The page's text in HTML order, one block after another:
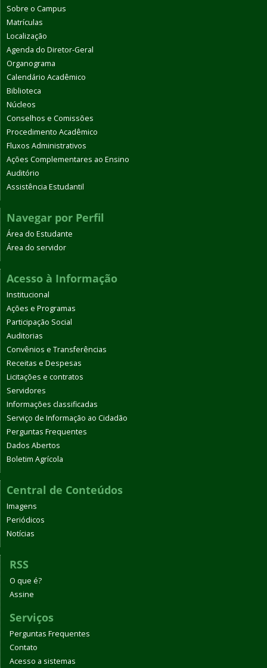
Sobre o Campus
Matrículas
Localização
Agenda do Diretor-Geral
Organograma
Calendário Acadêmico
Biblioteca
Núcleos
Conselhos e Comissões
Procedimento Acadêmico
Fluxos Administrativos
Ações Complementares ao Ensino
Auditório
Assistência Estudantil
Navegar por Perfil
Área do Estudante
Área do servidor
Acesso à Informação
Institucional
Ações e Programas
Participação Social
Auditorias
Convênios e Transferências
Receitas e Despesas
Licitações e contratos
Servidores
Informações classificadas
Serviço de Informação ao Cidadão
Perguntas Frequentes
Dados Abertos
Boletim Agrícola
Central de Conteúdos
Imagens
Periódicos
Notícias
RSS
O que é?
Assine
Serviços
Perguntas Frequentes
Contato
Acesso a sistemas